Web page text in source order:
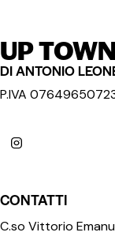
UP
DI ANTONIO
P.IVA
CONTATTI
C.so Vittorio